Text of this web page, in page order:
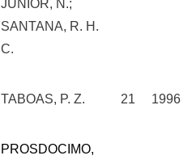
JUNIOR, N.;
SANTANA, R. H.
C.
TABOAS, P. Z. 21 1996
PROSDOCIMO,